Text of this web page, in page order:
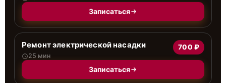
Записаться
Ремонт электрической насадки
25 мин
700 ₽
Записаться